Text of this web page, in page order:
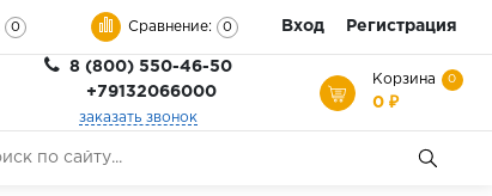
0 Сравнение: 0 Вход Регистрация
8 (800) 550-46-50
+79132066000
заказать звонок
Корзина 0
0 ₽